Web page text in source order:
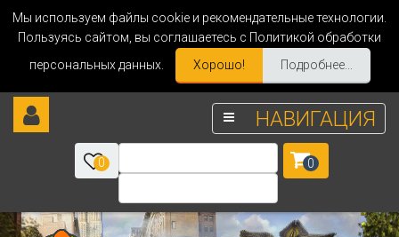
Мы используем файлы cookie и рекомендательные технологии.
Пользуясь сайтом, вы соглашаетесь с Политикой обработки
персональных данных.
Хорошо! Подробнее...
НАВИГАЦИЯ
0 0